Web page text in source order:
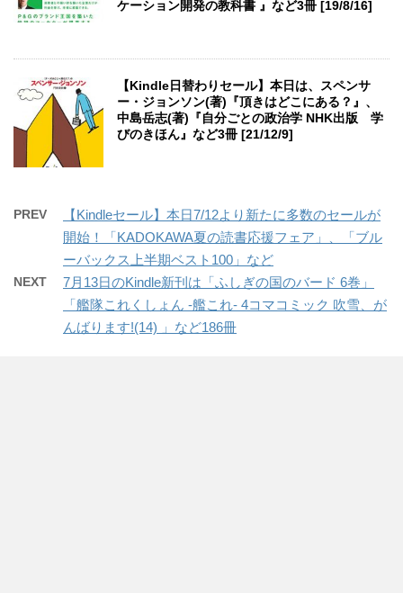
ケーション開発の教科書 』など3冊 [19/8/16]
【Kindle日替わりセール】本日は、スペンサ
ー・ジョンソン(著)『頂きはどこにある？』、
中島岳志(著)『自分ごとの政治学 NHK出版 学
びのきほん』など3冊 [21/12/9]
PREV
【Kindleセール】本日7/12より新たに多数のセールが
開始！「KADOKAWA夏の読書応援フェア」、「ブル
ーバックス上半期ベスト100」など
NEXT
7月13日のKindle新刊は「ふしぎの国のバード 6巻」
「艦隊これくしょん -艦これ- 4コマコミック 吹雪、が
んばります!(14) 」など186冊